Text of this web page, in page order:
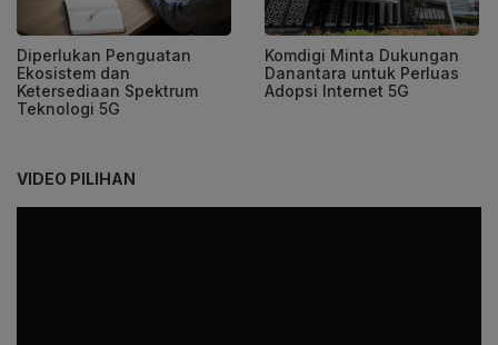
Diperlukan Penguatan
Ekosistem dan
Ketersediaan Spektrum
Teknologi 5G
Komdigi Minta Dukungan
Danantara untuk Perluas
Adopsi Internet 5G
VIDEO PILIHAN